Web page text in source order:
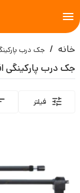
خانه جک درب
جک درب پارکینگی
فیلتر